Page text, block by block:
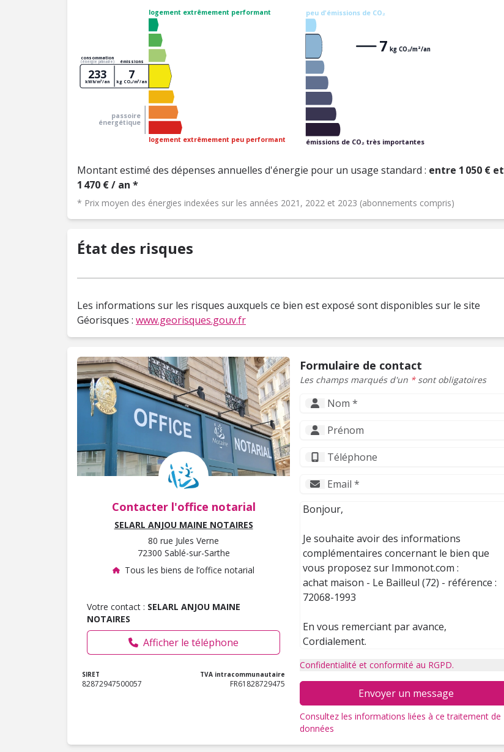
logement extrêmement performant
logement extrêmement peu performant
passoire
énergétique
consommation
(énergie primaire) émissions
233
kWh/m²/an
7
kg CO₂/m²/an
peu d'émissions de CO₂
émissions de CO₂ très importantes
7 kg CO₂/m²/an
Montant estimé des dépenses annuelles d'énergie pour un usage standard : entre 1 050 € et
1 470 € / an *
* Prix moyen des énergies indexées sur les années 2021, 2022 et 2023 (abonnements compris)
État des risques
Les informations sur les risques auxquels ce bien est exposé sont disponibles sur le site
Géorisques : www.georisques.gouv.fr
Contacter l'office notarial
SELARL ANJOU MAINE NOTAIRES
80 rue Jules Verne
72300 Sablé-sur-Sarthe
Tous les biens de l’office notarial
Votre contact : SELARL ANJOU MAINE
NOTAIRES
Afficher le téléphone
SIRET
82872947500057
TVA intracommunautaire
FR61828729475
Formulaire de contact
Les champs marqués d'un *sont obligatoires
Confidentialité et conformité au RGPD.
Envoyer un message
Consultez les informations liées à ce traitement de
données